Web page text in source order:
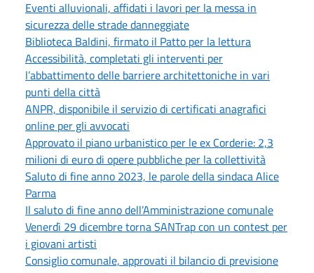
Eventi alluvionali, affidati i lavori per la messa in
sicurezza delle strade danneggiate
Biblioteca Baldini, firmato il Patto per la lettura
Accessibilità, completati gli interventi per
l’abbattimento delle barriere architettoniche in vari
punti della città
ANPR, disponibile il servizio di certificati anagrafici
online per gli avvocati
Approvato il piano urbanistico per le ex Corderie: 2,3
milioni di euro di opere pubbliche per la collettività
Saluto di fine anno 2023, le parole della sindaca Alice
Parma
Il saluto di fine anno dell’Amministrazione comunale
Venerdì 29 dicembre torna SANTrap con un contest per
i giovani artisti
Consiglio comunale, approvati il bilancio di previsione